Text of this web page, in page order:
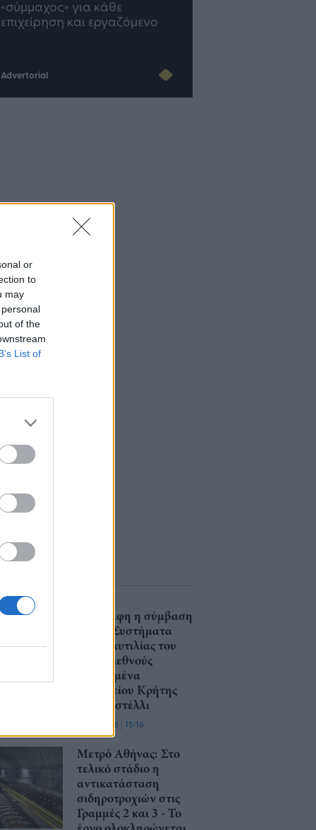
or
to
may
of the
List of
του Insurance στην εποχή
του AI
Advertorial
Υπεγράφη η σύμβαση
για τα Συστήματα
Αεροναυτιλίας του
νέου Διεθνούς
Αερολιμένα
Ηρακλείου Κρήτης
στο Καστέλλι
07/08/26 | 15:16
Μετρό Αθήνας: Στο
τελικό στάδιο η
αντικατάσταση
σιδηροτροχιών στις
Γραμμές 2 και 3 - Το